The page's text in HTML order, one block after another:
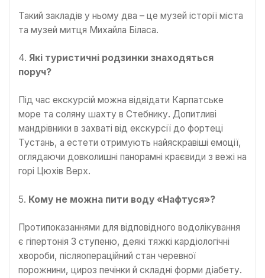
Такий закладів у ньому два – це музей історії міста
та музей митця Михайла Біласа.
4. Які туристичні родзинки знаходяться
поруч?
Під час екскурсій можна відвідати Карпатське
море та соляну шахту в Стебнику. Допитливі
мандрівники в захваті від екскурсії до фортеці
Тустань, а естети отримують найяскравіші емоції,
оглядаючи довколишні панорамні краєвиди з вежі на
горі Цюхів Верх.
5. Кому не можна пити воду «Нафтуся»?
Протипоказаннями для відповідного водолікування
є гіпертонія 3 ступеню, деякі тяжкі кардіологічні
хвороби, післяопераційний стан черевної
порожнини, цироз печінки й складні форми діабету.